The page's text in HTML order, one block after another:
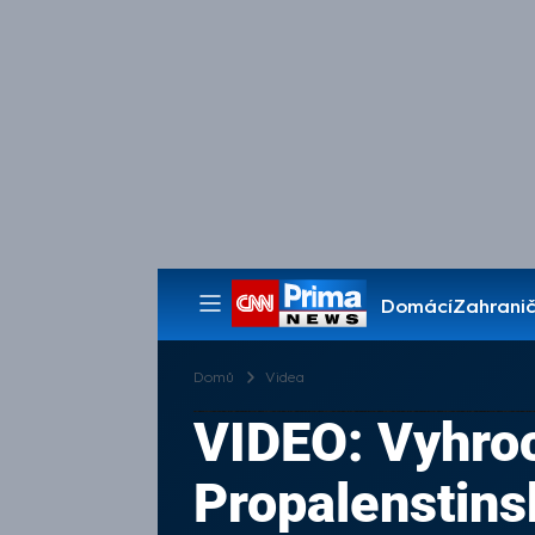
Domácí
Pořady
Domů Videa
VIDEO: